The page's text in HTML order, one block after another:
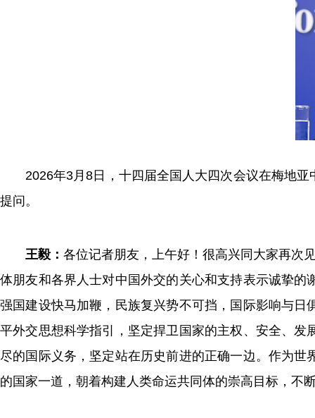
2026年3月8日，十四届全国人大四次会议在梅地
提问。
王毅： 各位记者朋友，上午好！很高兴同大家再次
体朋友和各界人士对中国外交的关心和支持表示诚挚
强国建设快马加鞭，民族复兴势不可挡，国际影响与
平外交思想科学指引，坚定捍卫国家的主权、安全、
尽的国际义务，坚定站在历史前进的正确一边。作为
的国家一道，朝着构建人类命运共同体的崇高目标，不